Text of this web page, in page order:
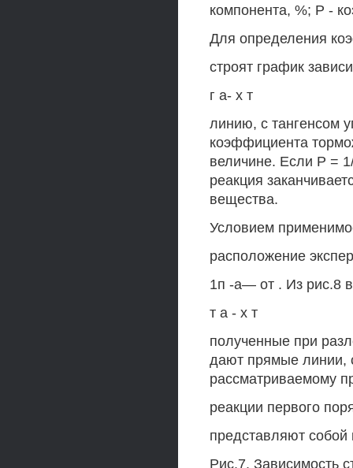
компонента, %; Р -
Для определения
строят график
г а- х т
линию, с тангенсом
коэффициента
величине. Если Р =
реакция
вещества.
Условием
расположение
1п -а— от . Из рис.8
т а - х т
полученные при
дают прямые линии,
рассматриваемому
реакции первого
представляют собой
Рис.7. Зависимость